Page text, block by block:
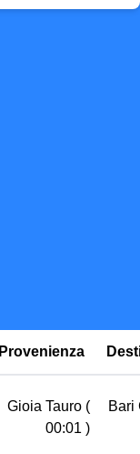
Provenienza
Gioia Tauro (
00:01 )
Bari